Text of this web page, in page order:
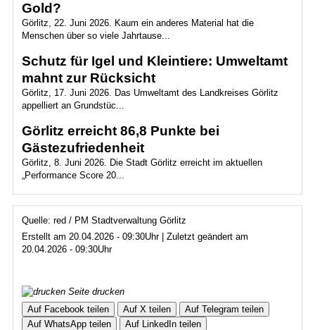
Gold?
Görlitz, 22. Juni 2026. Kaum ein anderes Material hat die
Menschen über so viele Jahrtause...
Schutz für Igel und Kleintiere: Umweltamt
mahnt zur Rücksicht
Görlitz, 17. Juni 2026. Das Umweltamt des Landkreises Görlitz
appelliert an Grundstüc...
Görlitz erreicht 86,8 Punkte bei
Gästezufriedenheit
Görlitz, 8. Juni 2026. Die Stadt Görlitz erreicht im aktuellen
„Performance Score 20...
Quelle: red / PM Stadtverwaltung Görlitz
Erstellt am 20.04.2026 - 09:30Uhr | Zuletzt geändert am
20.04.2026 - 09:30Uhr
Seite drucken
Auf Facebook teilen
Auf X teilen
Auf Telegram teilen
Auf WhatsApp teilen
Auf LinkedIn teilen